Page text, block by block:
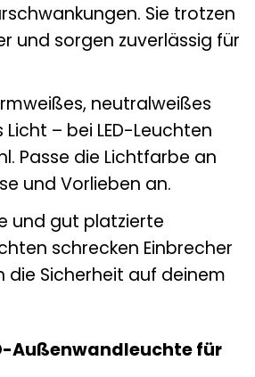
Sie trotzen
und sorgen zuverlässig für
neutralweißes
– bei LED-Leuchten
Passe die Lichtfarbe an
und Vorlieben an.
und gut platzierte
schrecken Einbrecher
die Sicherheit auf deinem
Außenwandleuchte für